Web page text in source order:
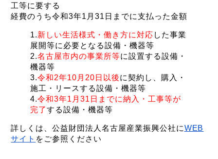
工等に要する
経費のうち令和3年1月31日までに支払った金額
1.新しい生活様式・働き方に対応 した事業
展開等に必要となる設備・機器等
2.名古屋市内の事業所等に設置する設備・
機器等
3.令和2年10月20日以後に契約し、購入・
施工・リースする設備・機器等
4.令和3年1月31日までに納入・工事等が
完了する設備・機器等
詳しくは、公益財団法人名古屋産業振興公社にWEB
サイト をご参照ください